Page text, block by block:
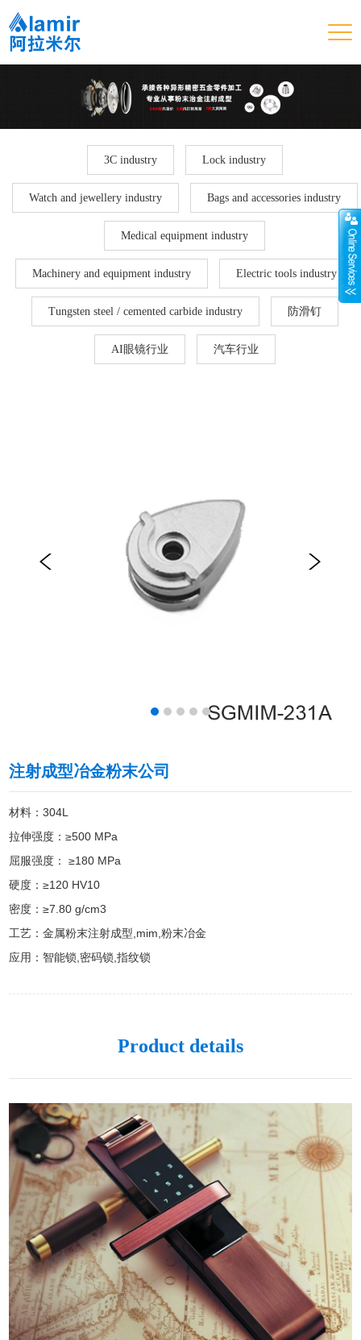
3C industry Lock industry
Watch and jewellery industry Bags and accessories industry
Medical equipment industry
Machinery and equipment industry Electric tools industry
Tungsten steel / cemented carbide industry 防滑钉
AI眼镜行业 汽车行业
注射成型冶金粉末公司
材料：304L
拉伸强度：≥500 MPa
屈服强度： ≥180 MPa
硬度：≥120 HV10
密度：≥7.80 g/cm3
工艺：金属粉末注射成型,mim,粉末冶金
应用：智能锁,密码锁,指纹锁
Product details